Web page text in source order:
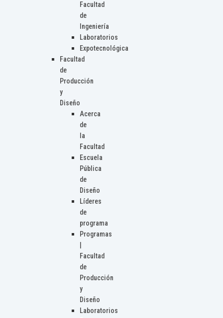
Facultad
de
Ingeniería
Laboratorios
Expotecnológica
Facultad
de
Producción
y
Diseño
Acerca
de
la
Facultad
Escuela
Pública
de
Diseño
Líderes
de
programa
Programas
Facultad
de
Producción
y
Diseño
Laboratorios